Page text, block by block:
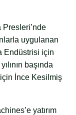
Presleri’nde
uygulanan
Endüstrisi için
başında
İnce Kesilmiş
yatırım